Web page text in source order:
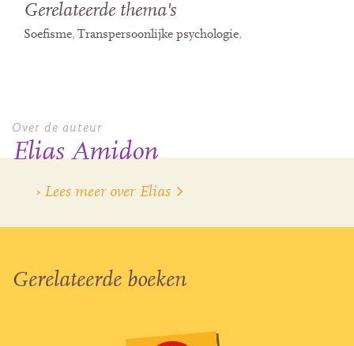
Gerelateerde thema's
Soefisme Transpersoonlijke psychologie
Over de auteur
Elias Amidon
› Lees meer over Elias
Gerelateerde boeken